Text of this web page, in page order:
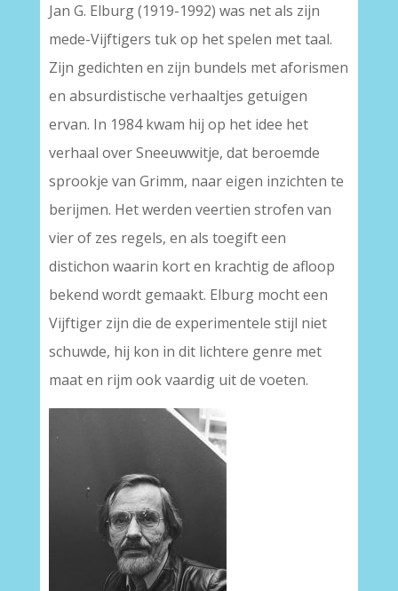
Jan G. Elburg (1919-1992) was net als zijn
mede-Vijftigers tuk op het spelen met taal.
Zijn gedichten en zijn bundels met aforismen
en absurdistische verhaaltjes getuigen
ervan. In 1984 kwam hij op het idee het
verhaal over Sneeuwwitje, dat beroemde
sprookje van Grimm, naar eigen inzichten te
berijmen. Het werden veertien strofen van
vier of zes regels, en als toegift een
distichon waarin kort en krachtig de afloop
bekend wordt gemaakt. Elburg mocht een
Vijftiger zijn die de experimentele stijl niet
schuwde, hij kon in dit lichtere genre met
maat en rijm ook vaardig uit de voeten.